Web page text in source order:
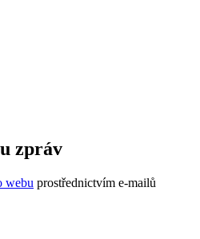
zpráv
webu prostřednictvím e-mailů